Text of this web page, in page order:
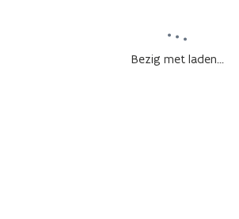
Bezig met laden...